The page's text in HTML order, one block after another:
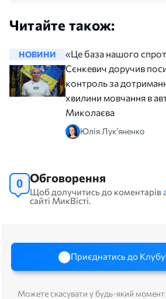
Читайте також:
НОВИНИ
«Це база нашого
Сєнкевич доручив
контроль за
хвилини мовчання в
Миколаєва
Юлія Лук’яненко
0 Обговорення
Щоб долучитись до коментарів
сайті МикВісті.
Приєднатись до Клубу
Можете скасувати у будь-який момент